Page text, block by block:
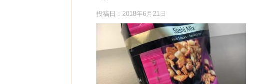
投稿日： 2018年6月21日